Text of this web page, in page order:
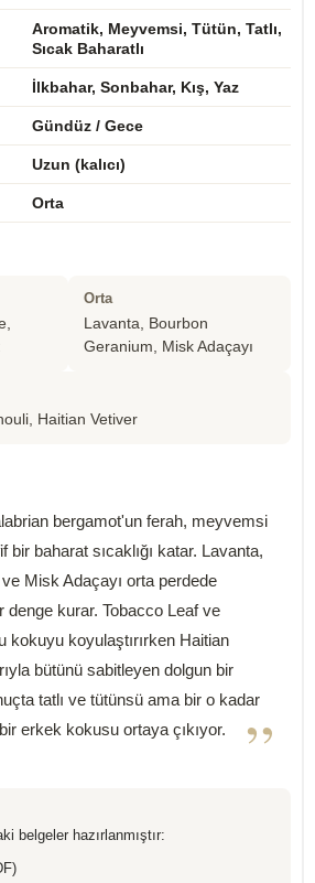
Aromatik, Meyvemsi, Tütün, Tatlı,
Sıcak Baharatlı
İlkbahar, Sonbahar, Kış, Yaz
Gündüz / Gece
Uzun (kalıcı)
Orta
Orta
Lavanta, Bourbon
Geranium, Misk Adaçayı
Haitian Vetiver
bergamot'un ferah, meyvemsi
bir baharat sıcaklığı katar. Lavanta,
Misk Adaçayı orta perdede
denge kurar. Tobacco Leaf ve
kokuyu koyulaştırırken Haitian
bütünü sabitleyen dolgun bir
tatlı ve tütünsü ama bir o kadar
erkek kokusu ortaya çıkıyor.
”
belgeler hazırlanmıştır: